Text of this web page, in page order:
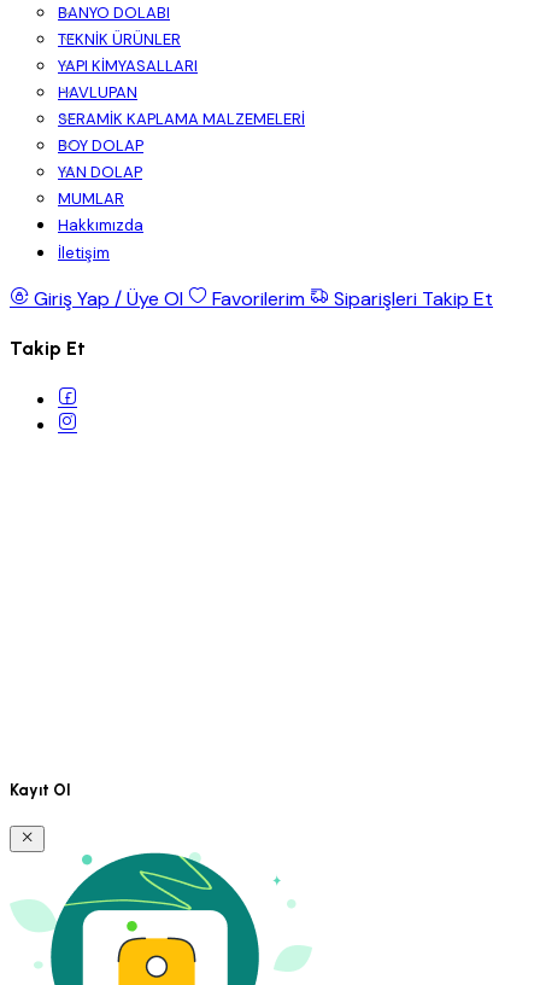
BANYO DOLABI
TEKNİK ÜRÜNLER
YAPI KİMYASALLARI
HAVLUPAN
SERAMİK KAPLAMA MALZEMELERİ
BOY DOLAP
YAN DOLAP
MUMLAR
Hakkımızda
İletişim
Giriş Yap / Üye Ol Favorilerim Siparişleri Takip Et
Takip Et
Kayıt Ol